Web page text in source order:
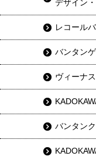
デザイン
レコール
バンタン
ヴィーナ
バンタン